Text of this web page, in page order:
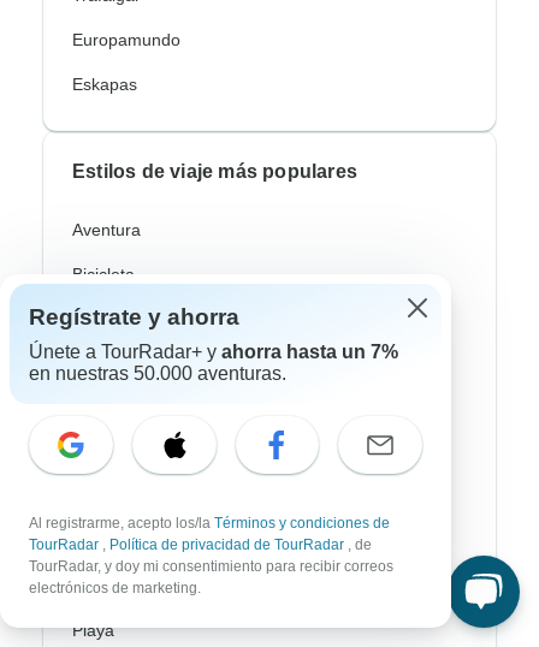
Europamundo
Eskapas
Estilos de viaje más populares
Aventura
Bicicleta
Senderismo & Trekking
Aurora Boreal
Safari
Autobus / Bus
Tren / Ferrocarril
Playa
Regístrate y ahorra
Únete a TourRadar+ y ahorra hasta un 7%
en nuestras 50.000 aventuras.
Al registrarme, acepto los/la Términos y condiciones de
TourRadar , Política de privacidad de TourRadar , de
TourRadar, y doy mi consentimiento para recibir correos
electrónicos de marketing.